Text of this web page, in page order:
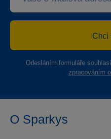
Chci
Odesláním formuláře
zpracováním
O Sparkys